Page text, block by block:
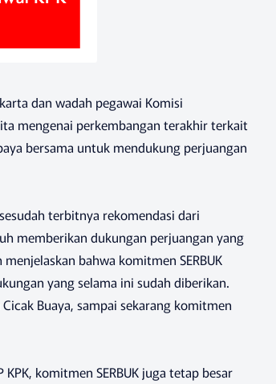
dan wadah pegawai Komisi
mengenai perkembangan terakhir terkait
bersama untuk mendukung perjuangan
terbitnya rekomendasi dari
memberikan dukungan perjuangan yang
bahwa komitmen SERBUK
yang selama ini sudah diberikan.
Buaya, sampai sekarang komitmen
komitmen SERBUK juga tetap besar